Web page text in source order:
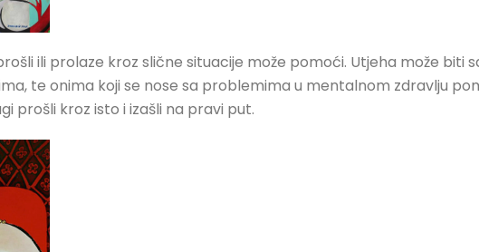
ili prolaze kroz slične situacije može pomoći. Utjeha može biti
te onima koji se nose sa problemima u mentalnom zdravlju
prošli kroz isto i izašli na pravi put.